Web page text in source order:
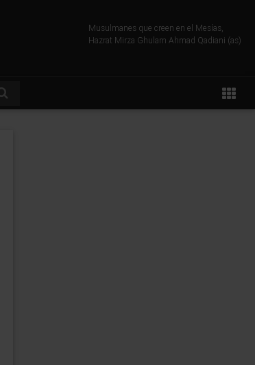
Musulmanes que creen en el Mesías,
Hazrat Mirza Ghulam Ahmad Qadiani (as)